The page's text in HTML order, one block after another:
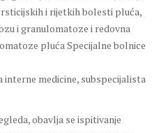
i rijetkih bolesti pluća,
i granulomatoze i redovna
pluća Specijalne bolnice
medicine, subspecijalista
obavlja se ispitivanje